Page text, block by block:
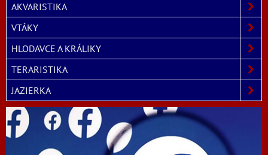
AKVARISTIKA
VTÁKY
HLODAVCE A KRÁLIKY
TERARISTIKA
JAZIERKA